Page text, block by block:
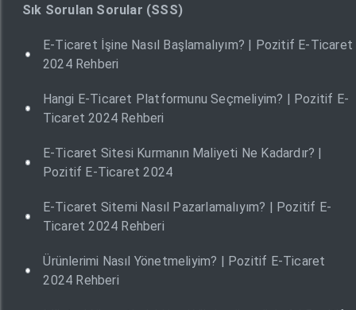
Sık Sorulan Sorular (SSS)
E-Ticaret İşine Nasıl Başlamalıyım? | Pozitif E-Ticaret
2024 Rehberi
Hangi E-Ticaret Platformunu Seçmeliyim? | Pozitif E-
Ticaret 2024 Rehberi
E-Ticaret Sitesi Kurmanın Maliyeti Ne Kadardır? |
Pozitif E-Ticaret 2024
E-Ticaret Sitemi Nasıl Pazarlamalıyım? | Pozitif E-
Ticaret 2024 Rehberi
Ürünlerimi Nasıl Yönetmeliyim? | Pozitif E-Ticaret
2024 Rehberi